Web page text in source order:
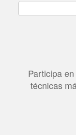
Participa
técnicas